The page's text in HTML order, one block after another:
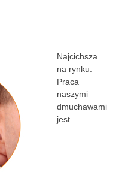
Najcichsza
na rynku.
Praca
naszymi
dmuchawami
jest